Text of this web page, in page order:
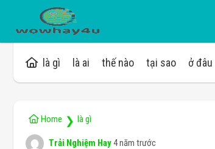
là gì là ai thế nào tại sao ở đâu
Home ❯ là gì
Trải Nghiệm Hay4 năm trước